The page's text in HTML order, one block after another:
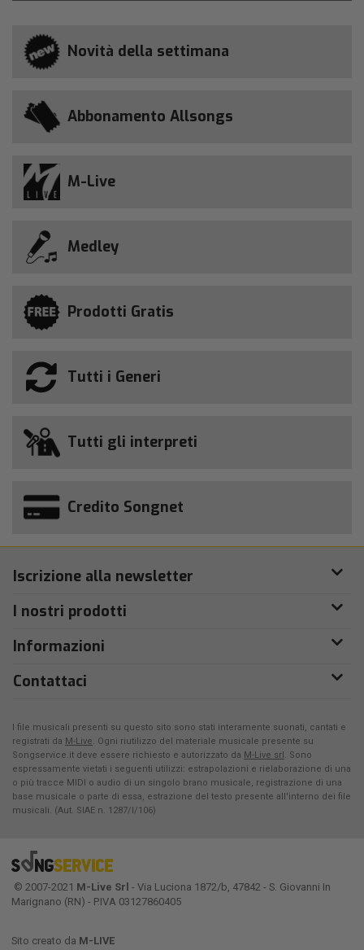
Novità della settimana
Abbonamento Allsongs
M-Live
Medley
Prodotti Gratis
Tutti i Generi
Tutti gli interpreti
Credito Songnet
Iscrizione alla newsletter
I nostri prodotti
Informazioni
Contattaci
I file musicali presenti su questo sito sono stati interamente suonati, cantati e
registrati da M-Live . Ogni riutilizzo del materiale musicale presente su
Songservice.it deve essere richiesto e autorizzato da M-Live srl . Sono
espressamente vietati i seguenti utilizzi: estrapolazioni e rielaborazione di una
o più tracce MIDI o audio di un singolo brano musicale, registrazione di una
base musicale o parte di essa, estrazione del testo presente all'interno dei file
musicali. (Aut. SIAE n. 1287/I/106)
© 2007-2021 M-Live Srl - Via Luciona 1872/b, 47842 - S. Giovanni In
Marignano (RN) - P.IVA 03127860405
Sito creato da M-LIVE